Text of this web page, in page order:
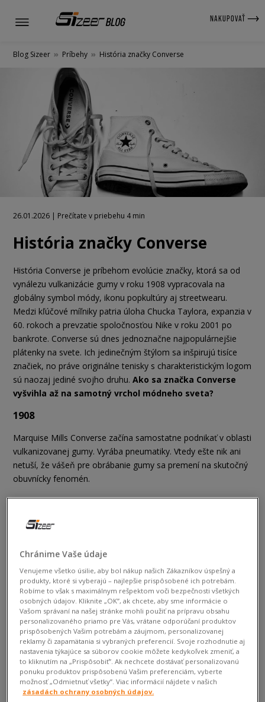
NAKUPOVAŤ
Blog Sizeer » Príbehy » História značky Converse
26.01.2026 | Prečítate v priebehu 4 min
História značky Converse
História Converse je príbehom evolúcie značky, ktorá sa od
vynálezu vulkanizácie gumy v roku 1908 vypracovala na
globálny symbol módy, ikonu popkultúry aj streetwearu.
Medzi kľúčové míľniky patria úloha Chucka Taylora, expanzia v
60. rokoch a prevzatie spoločnosťou Nike v roku 2001 po
bankrote. Converse sú dnes jednoznačne najpopulárnejšie
plátenky na svete. Ich jedinečným štýlom sa inšpirujú tisíce
značiek, no práve originálne tenisky s charakteristickým logom
sú naozaj jediné svojho druhu. Ako sa značka Converse
vyšvihla až na samotný vrchol módneho sveta?
1908
Marquise Mills Converse začína samostatne podnikať v oblasti
vulkanizovanej gumy. Vyrába pneumatiky. Vtedy ešte nik ani
netuší, že vášeň pre obrábanie gumy sa premení na skutočný
obuvnícky fenomén.
1918
Chránime Vaše údaje
Venujeme všetko úsilie, aby bol nákup našich Zákazníkov úspešný a
produkty, ktoré si vyberajú – najlepšie prispôsobené ich potrebám.
Robíme to však s maximálnym rešpektom voči bezpečnosti všetkých
osobných údajov. Kliknite „OK”, ak chcete, aby sme informácie o
Vašom správaní na našej stránke mohli použiť na prípravu obsahu
personalizovaného priamo pre Vás, vrátane odporúčaní produktov
prispôsobených Vašim potrebám a záujmom, personalizovanej
reklamy či zapamätania si vybraných preferencií. Svoje rozhodnutie aj
nastavenia týkajúce sa súborov cookie môžete kedykoľvek zmeniť, a
to kliknutím na „Prispôsobiť”. Ak nechcete dostávať personalizovanú
ponuku produktov prispôsobenú Vašim preferenciám, vyberte
možnosť „Odmietnuť všetky”. Viac informácií nájdete v našich
zásadách ochrany osobných údajov.